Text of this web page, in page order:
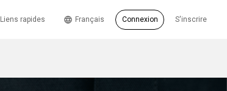
Liens rapides S'inscrire
Français Connexion